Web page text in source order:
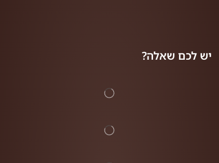
יש לכם שאלה?